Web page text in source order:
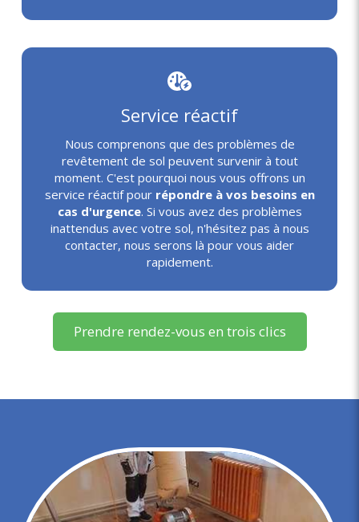
Service réactif
Nous comprenons que des problèmes de
revêtement de sol peuvent survenir à tout
moment. C'est pourquoi nous vous offrons un
service réactif pour répondre à vos besoins en
cas d'urgence. Si vous avez des problèmes
inattendus avec votre sol, n'hésitez pas à nous
contacter, nous serons là pour vous aider
rapidement.
Prendre rendez-vous en trois clics